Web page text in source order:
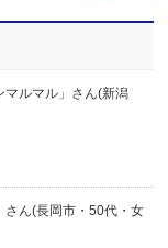
マルマル」さん(新潟
さん(長岡市・50代・女